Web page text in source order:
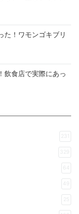
た！ワモンゴキブリ
飲食店で実際にあっ
231
329
64
49
25